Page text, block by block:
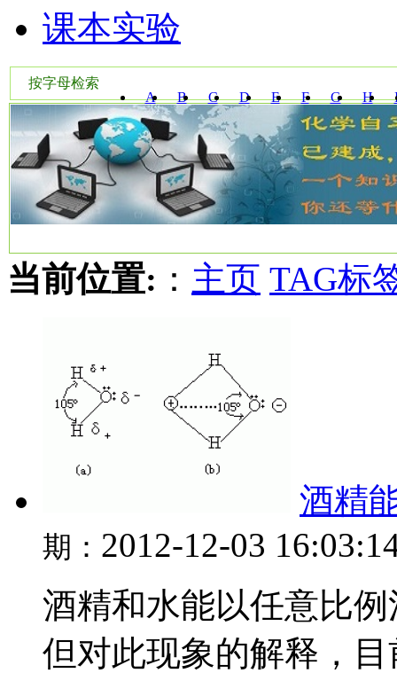
课本实验
按字母检索
A
B C D E F G H
W Y
当前位置: ： 主页 TAG标
酒精
期： 2012-12-03
酒精和水能以任意比
但对此现象的解释，